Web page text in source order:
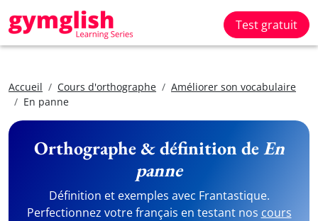
Test gratuit
Accueil Cours d'orthographe
Améliorer son vocabulaire
En panne
Orthographe & définition deEn
panne
Définition et exemples avec Frantastique.
Perfectionnez votre français en testant nos cours